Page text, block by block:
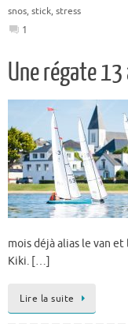
snos, stick, stress
1
Une régate
mois déjà alias le van
Kiki. […]
Lire la suite